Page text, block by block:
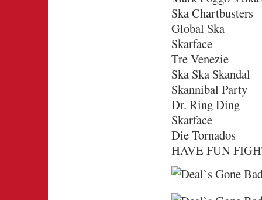
Ska Chartbusters
Global Ska
Skarface
Tre Venezie
Ska Ska Skandal
Skannibal Party
Dr. Ring Ding
Skarface
Die Tornados
HAVE FUN